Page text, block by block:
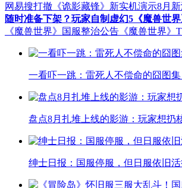
网易搜打撤《诡影藏锋》新实机演示8月
随时准备下架？玩家自制虚幻5《魔兽世
《魔兽世界》国服整治公告 《魔兽世界
一看吓一跳：雷死人不偿命的囧图集
盘点8月扎堆上线的影游：玩家想扔
绅士日报：国服停服，但日服依旧